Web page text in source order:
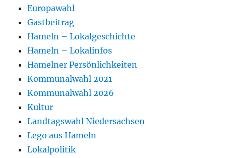
Europawahl
Gastbeitrag
Hameln – Lokalgeschichte
Hameln – Lokalinfos
Hamelner Persönlichkeiten
Kommunalwahl 2021
Kommunalwahl 2026
Kultur
Landtagswahl Niedersachsen
Lego aus Hameln
Lokalpolitik